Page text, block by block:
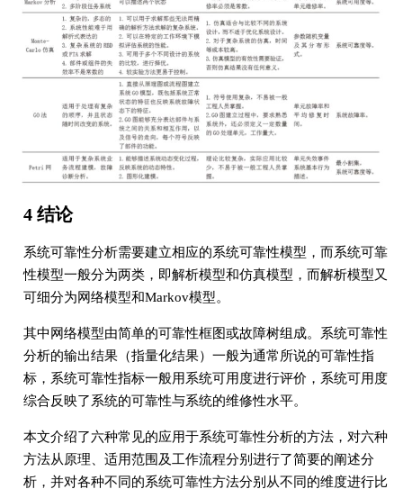
4 结论
系统可靠性分析需要建立相应的系统可靠性模型，而系统可靠
性模型一般分为两类，即解析模型和仿真模型，而解析模型又
可细分为网络模型和Markov模型。
其中网络模型由简单的可靠性框图或故障树组成。系统可靠性
分析的输出结果（指量化结果）一般为通常所说的可靠性指
标，系统可靠性指标一般用系统可用度进行评价，系统可用度
综合反映了系统的可靠性与系统的维修性水平。
本文介绍了六种常见的应用于系统可靠性分析的方法，对六种
方法从原理、适用范围及工作流程分别进行了简要的阐述分
析，并对各种不同的系统可靠性方法分别从不同的维度进行比